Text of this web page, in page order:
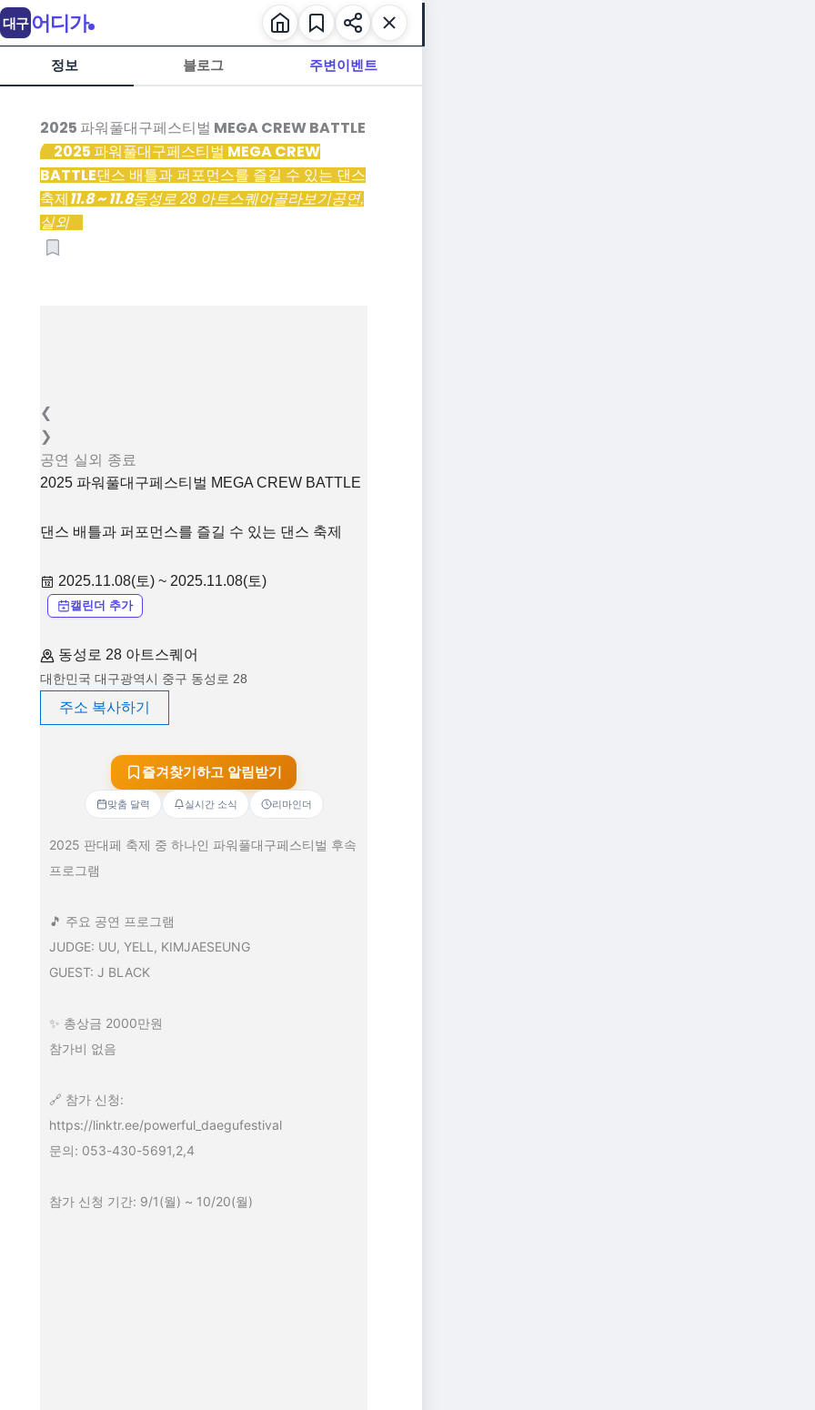
정보 블로그 주변이벤트
2025 파워풀대구페스티벌 MEGA CREW BATTLE
2025 파워풀대구페스티벌 MEGA CREW
BATTLE댄스 배틀과 퍼포먼스를 즐길 수 있는 댄스
축제 11.8 ~ 11.8동성로 28 아트스퀘어골라보기공연,
실외
❮
❯
공연 실외 종료
2025 파워풀대구페스티벌 MEGA CREW BATTLE
댄스 배틀과 퍼포먼스를 즐길 수 있는 댄스 축제
2025.11.08(토) ~ 2025.11.08(토)
캘린더 추가
동성로 28 아트스퀘어
대한민국 대구광역시 중구 동성로 28
주소 복사하기
즐겨찾기하고 알림받기
맞춤 달력 실시간 소식 리마인더
2025 판대페 축제 중 하나인 파워풀대구페스티벌 후속
프로그램
🎵 주요 공연 프로그램
JUDGE: UU, YELL, KIMJAESEUNG
GUEST: J BLACK
✨ 총상금 2000만원
참가비 없음
🔗 참가 신청:
https://linktr.ee/powerful_daegufestival
문의: 053-430-5691,2,4
참가 신청 기간: 9/1(월) ~ 10/20(월)
대구 어디가